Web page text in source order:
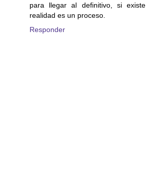
para llegar al definitivo, si
realidad es un proceso.
Responder